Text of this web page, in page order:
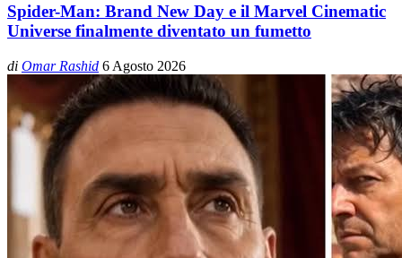
Spider-Man: Brand New Day e il Marvel Cinematic
Universe finalmente diventato un fumetto
di Omar Rashid 6 Agosto 2026